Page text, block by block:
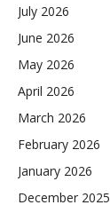
July 2026
June 2026
May 2026
April 2026
March 2026
February 2026
January 2026
December 2025